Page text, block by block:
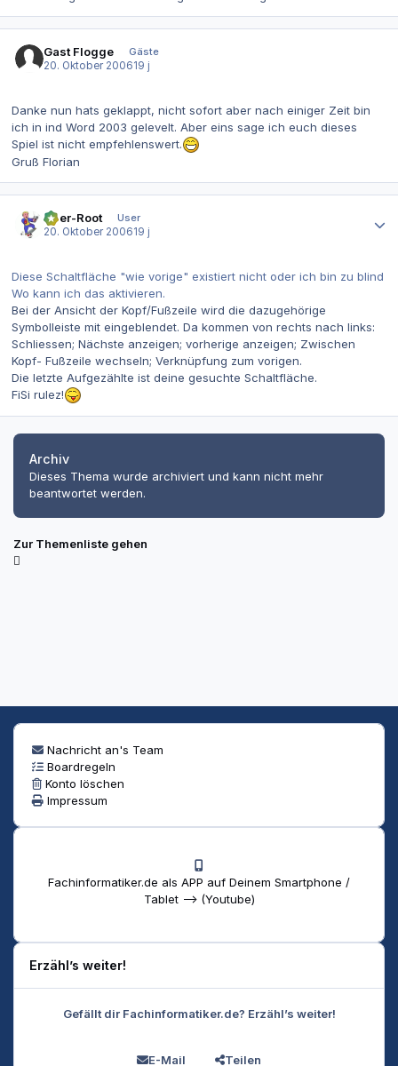
Gast Flogge
Gäste
20. Oktober 200619 j
Danke nun hats geklappt, nicht sofort aber nach einiger Zeit bin
ich in ind Word 2003 gelevelt. Aber eins sage ich euch dieses
Spiel ist nicht empfehlenswert.
Gruß Florian
User-Root
User
20. Oktober 200619 j
Diese Schaltfläche "wie vorige" existiert nicht oder ich bin zu blind
Wo kann ich das aktivieren.
Bei der Ansicht der Kopf/Fußzeile wird die dazugehörige
Symbolleiste mit eingeblendet. Da kommen von rechts nach links:
Schliessen; Nächste anzeigen; vorherige anzeigen; Zwischen
Kopf- Fußzeile wechseln; Verknüpfung zum vorigen.
Die letzte Aufgezählte ist deine gesuchte Schaltfläche.
FiSi rulez!
Archiv
Dieses Thema wurde archiviert und kann nicht mehr
beantwortet werden.
Zur Themenliste gehen
Nachricht an's Team
Boardregeln
Konto löschen
Impressum
Fachinformatiker.de als APP auf Deinem Smartphone /
Tablet --> (Youtube)
Erzähl’s weiter!
Gefällt dir Fachinformatiker.de? Erzähl’s weiter!
E-Mail Teilen